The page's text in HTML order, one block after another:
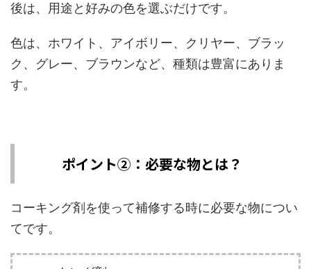
後は、用途と好みの色を選ぶだけです。
色は、ホワイト、アイボリー、クリヤー、ブラッ
ク、グレー、ブラウンなど、種類は豊富にありま
す。
ポイント②：必要な物とは？
コーキング剤を使って補修する時に必要な物につい
てです。